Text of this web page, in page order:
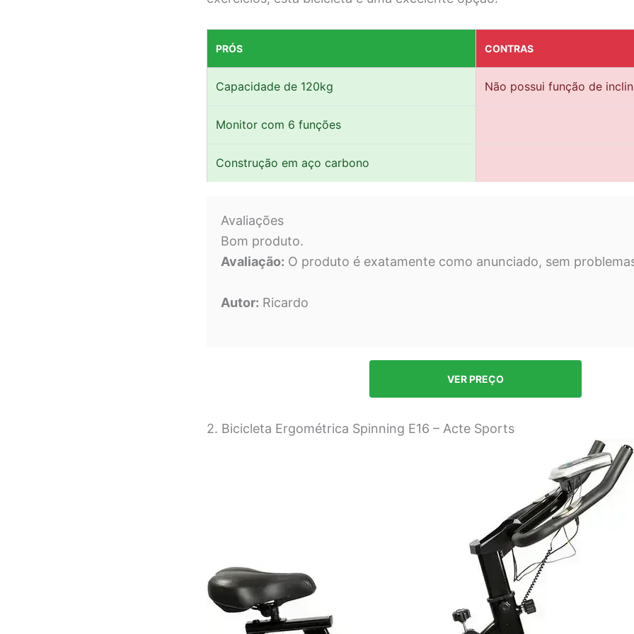
PRÓS CONTRAS
Capacidade de 120kg Não possui função de
Monitor com 6 funções
Construção em aço carbono
Avaliações
Bom produto.
Avaliação: O produto é exatamente como anunciado, sem
Autor: Ricardo
VER PREÇO
2. Bicicleta Ergométrica Spinning E16 – Acte Sports